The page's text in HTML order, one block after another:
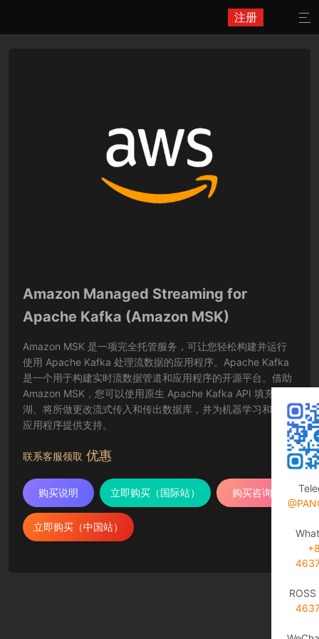
注册 
Amazon Managed Streaming for
Apache Kafka (Amazon MSK)
Amazon MSK 是一项完全托管服务，可让您轻松构建并运行
使用 Apache Kafka 处理流数据的应用程序。Apache Kafka
是一个用于构建实时流数据管道和应用程序的开源平台。借助
Amazon MSK，您可以使用原生 Apache Kafka API 填充数据
湖、将所做更改流式传入和传出数据库，并为机器学习和分析
应用程序提供支持。
联系客服领取 优惠
购买说明 立即购买（国际站） 购买咨询
立即购买（中国站）